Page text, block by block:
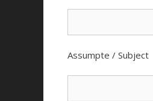
Assumpte / Subject